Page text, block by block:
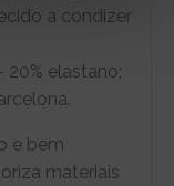
a condizer
20% elastano;
e bem
materiais